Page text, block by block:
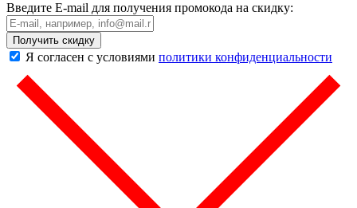
Введите E-mail для получения промокода на скидку:
Получить скидку
Я согласен с условиями политики конфиденциальности